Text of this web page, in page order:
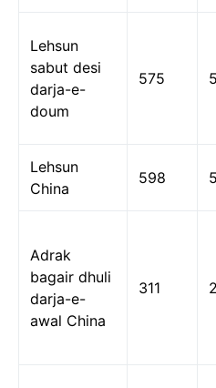
Lehsun
sabut desi
darja-e-
doum
575
Lehsun
China
598
Adrak
bagair dhuli
darja-e-
awal China
311